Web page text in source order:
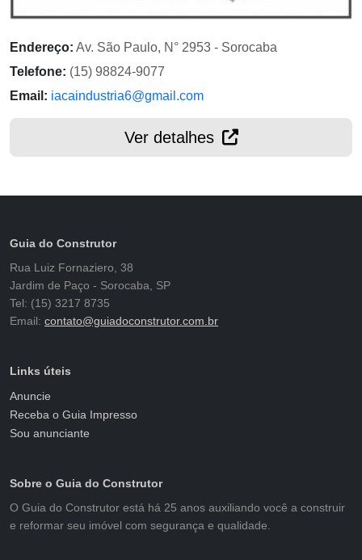
Endereço: Av. São Paulo, N° 2953 - Sorocaba
Telefone: (15) 98824-9077
Email: iacaindustria6@gmail.com
Ver detalhes
Guia do Construtor
Rua Luiz Fornaziero, 38
Jardim de Paço - Sorocaba, SP
Tel: (15) 3217 8735
Email: contato@guiadoconstrutor.com.br
Links úteis
Anuncie
Receba o Guia Impresso
Sou anunciante
Sobre o Guia do Construtor
O Guia do Construtor está há 25 anos auxiliando você a construir
e reformar seu imóvel com segurança e qualidade.